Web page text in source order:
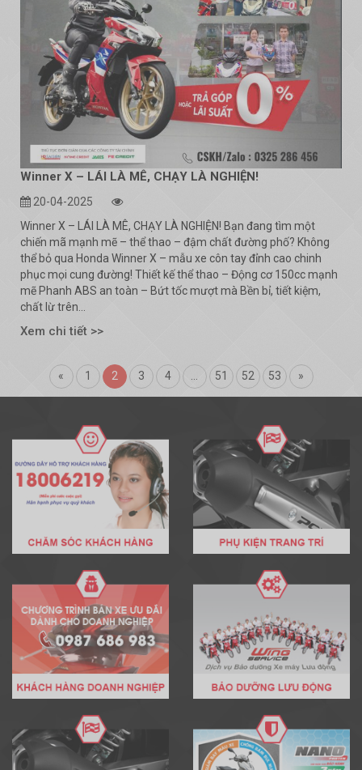
Winner X – LÁI LÀ MÊ, CHẠY LÀ NGHIỆN!
20-04-2025
Winner X – LÁI LÀ MÊ, CHẠY LÀ NGHIỆN! Bạn đang tìm một
chiến mã mạnh mẽ – thể thao – đậm chất đường phố? Không
thể bỏ qua Honda Winner X – mẫu xe côn tay đỉnh cao chinh
phục mọi cung đường! Thiết kế thể thao – Động cơ 150cc mạnh
mẽ Phanh ABS an toàn – Bứt tốc mượt mà Bền bỉ, tiết kiệm,
chất lừ trên...
Xem chi tiết >>
« 1 2 3 4 … 51 52 53 »